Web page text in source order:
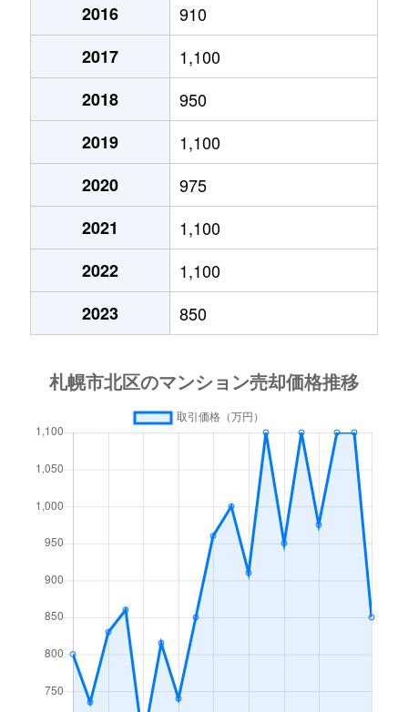
あいの里２条
550万円
あいの里２条
1,600万円
あいの里２条
1,500万円
あいの里２条
100万円
あいの里２条
200万円
あいの里２条
850万円
あいの里２条
550万円
あいの里２条
600万円
あいの里２条
あいの里教育大
あいの里３条
1,300万円 あいの里教育大
あいの里公園
麻生町
2,200万円 麻生
北６条西
1,200万円 札幌(ＪＲ)
北７条西
610万円
北７条西
2,300万円
北７条西
4,000万円
2016
910
2017
1,100
2018
950
2019
1,100
2020
975
2021
1,100
2022
1,100
2023
850